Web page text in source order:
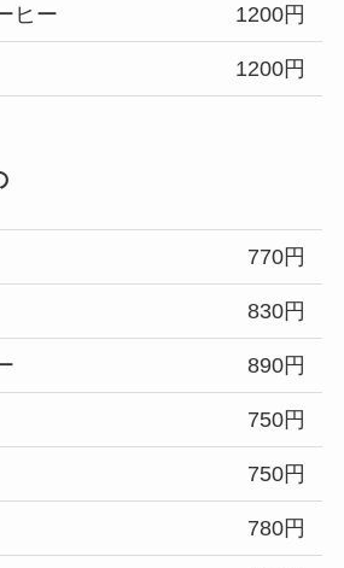
ヒー 1200円
1200円
770円
830円
890円
750円
750円
780円